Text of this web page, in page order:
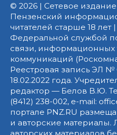
© 2026 | Сетевое
Пензенский
читателей старше 18 лет
Федеральной службой
связи, информационных
коммуникаций
Реестровая запись ЭЛ №
18.02.2022 года.
редактор — Белов В.Ю.
(8412) 238-002, e-mail:
портале PNZ.RU
и авторские материалы.
авторских материалов